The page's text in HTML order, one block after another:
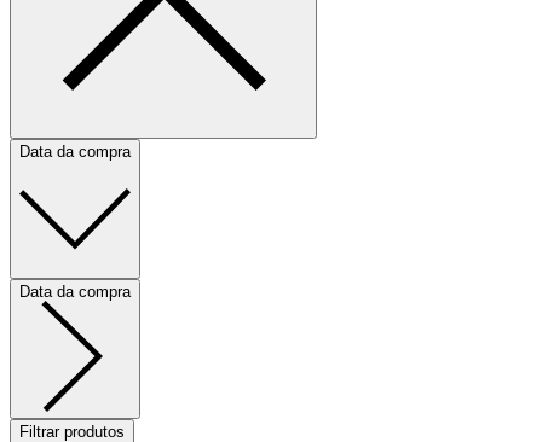
Data da compra
Data da compra
Filtrar produtos